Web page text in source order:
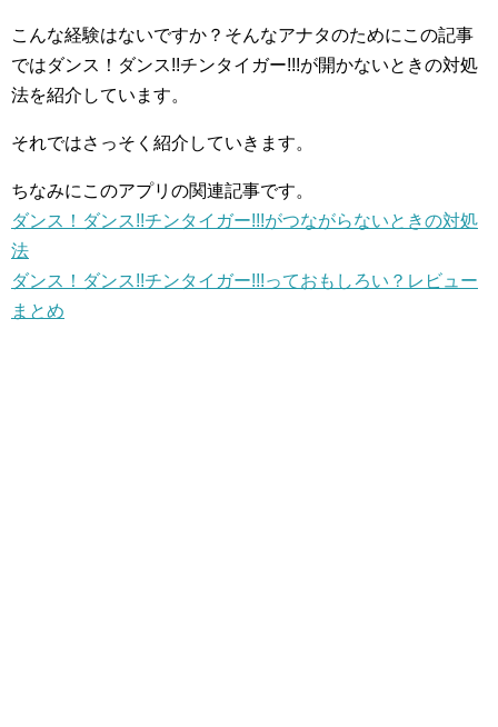
こんな経験はないですか？そんなアナタのためにこの記事
ではダンス！ダンス!!チンタイガー!!!が開かないときの対処
法を紹介しています。
それではさっそく紹介していきます。
ちなみにこのアプリの関連記事です。
ダンス！ダンス!!チンタイガー!!!がつながらないときの対処
法
ダンス！ダンス!!チンタイガー!!!っておもしろい？レビュー
まとめ